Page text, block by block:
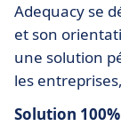
Adequacy se
et son
une solution
les
Solution